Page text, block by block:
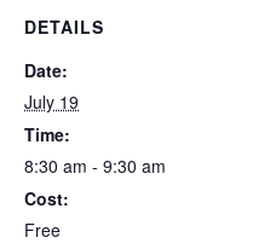
DETAILS
Date:
July 19
Time:
8:30 am - 9:30 am
Cost:
Free